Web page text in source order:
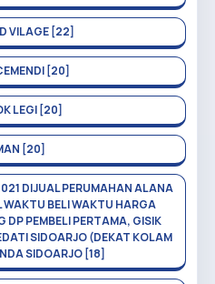
VILAGE [22]
[20]
LEGI [20]
[20]
DIJUAL PERUMAHAN ALANA
BELI WAKTU HARGA
DP PEMBELI PERTAMA, GISIK
SIDOARJO (DEKAT KOLAM
SIDOARJO [18]